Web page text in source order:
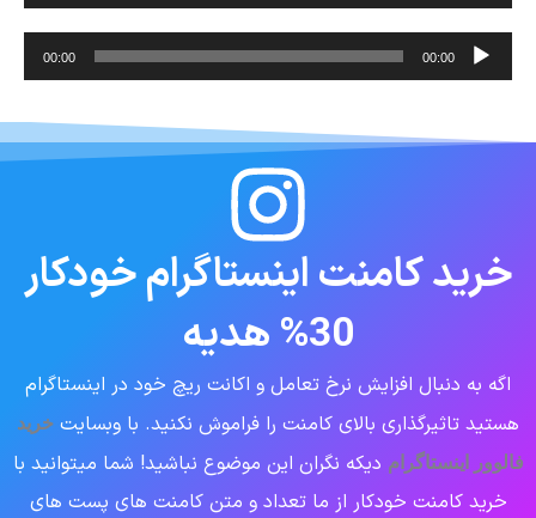
صوت
پخش‌کننده
صوت
00:00
00:00
خرید کامنت اینستاگرام خودکار
30% هدیه
اگه به دنبال افزایش نرخ تعامل و اکانت ریچ خود در اینستاگرام
هستید تاثیرگذاری بالای کامنت را فراموش نکنید. با وبسایت خرید
فالوور اینستاگرام دیکه نگران این موضوع نباشید! شما میتوانید با
خرید کامنت خودکار از ما تعداد و متن کامنت های پست های